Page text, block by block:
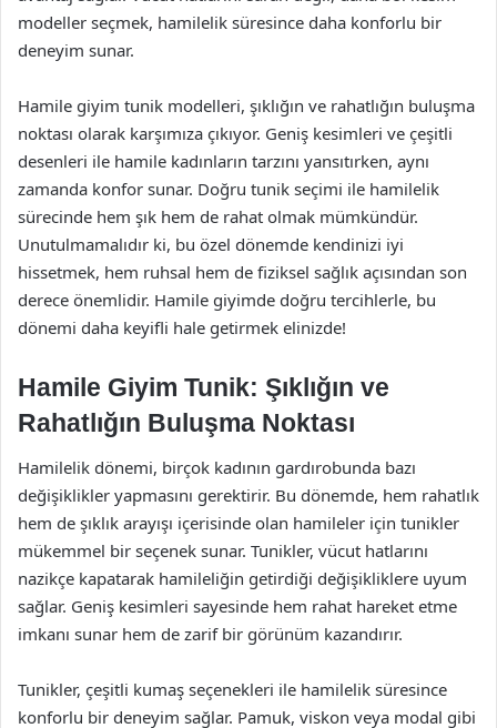
modeller seçmek, hamilelik süresince daha konforlu bir
deneyim sunar.
Hamile giyim tunik modelleri, şıklığın ve rahatlığın buluşma
noktası olarak karşımıza çıkıyor. Geniş kesimleri ve çeşitli
desenleri ile hamile kadınların tarzını yansıtırken, aynı
zamanda konfor sunar. Doğru tunik seçimi ile hamilelik
sürecinde hem şık hem de rahat olmak mümkündür.
Unutulmamalıdır ki, bu özel dönemde kendinizi iyi
hissetmek, hem ruhsal hem de fiziksel sağlık açısından son
derece önemlidir. Hamile giyimde doğru tercihlerle, bu
dönemi daha keyifli hale getirmek elinizde!
Hamile Giyim Tunik: Şıklığın ve
Rahatlığın Buluşma Noktası
Hamilelik dönemi, birçok kadının gardırobunda bazı
değişiklikler yapmasını gerektirir. Bu dönemde, hem rahatlık
hem de şıklık arayışı içerisinde olan hamileler için tunikler
mükemmel bir seçenek sunar. Tunikler, vücut hatlarını
nazikçe kapatarak hamileliğin getirdiği değişikliklere uyum
sağlar. Geniş kesimleri sayesinde hem rahat hareket etme
imkanı sunar hem de zarif bir görünüm kazandırır.
Tunikler, çeşitli kumaş seçenekleri ile hamilelik süresince
konforlu bir deneyim sağlar. Pamuk, viskon veya modal gibi